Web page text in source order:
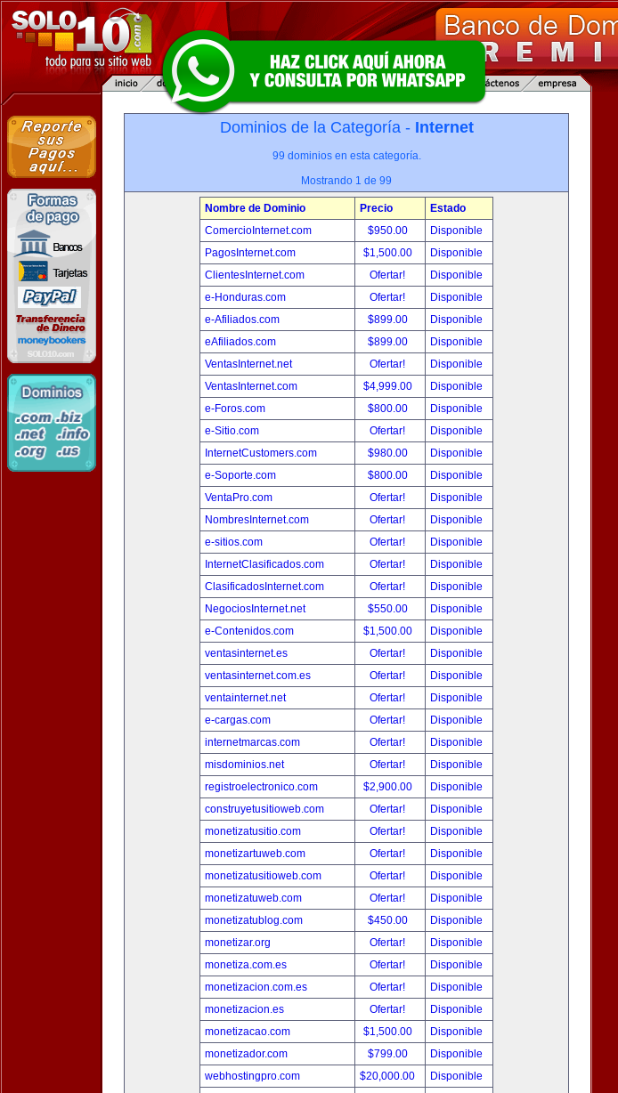
Dominios de la Categoría - Internet
99 dominios en esta categoría.
Mostrando 1 de 99
Nombre de Dominio Precio
Estado
ComercioInternet.com
$950.00
Disponible
PagosInternet.com
$1,500.00
Disponible
ClientesInternet.com
Ofertar!
Disponible
e-Honduras.com
Ofertar!
Disponible
e-Afiliados.com
$899.00
Disponible
eAfiliados.com
$899.00
Disponible
VentasInternet.net
Ofertar!
Disponible
VentasInternet.com
$4,999.00
Disponible
e-Foros.com
$800.00
Disponible
e-Sitio.com
Ofertar!
Disponible
InternetCustomers.com
$980.00
Disponible
e-Soporte.com
$800.00
Disponible
VentaPro.com
Ofertar!
Disponible
NombresInternet.com
Ofertar!
Disponible
e-sitios.com
Ofertar!
Disponible
InternetClasificados.com
Ofertar!
Disponible
ClasificadosInternet.com
Ofertar!
Disponible
NegociosInternet.net
$550.00
Disponible
e-Contenidos.com
$1,500.00
Disponible
ventasinternet.es
Ofertar!
Disponible
ventasinternet.com.es
Ofertar!
Disponible
ventainternet.net
Ofertar!
Disponible
e-cargas.com
Ofertar!
Disponible
internetmarcas.com
Ofertar!
Disponible
misdominios.net
Ofertar!
Disponible
registroelectronico.com
$2,900.00
Disponible
construyetusitioweb.com
Ofertar!
Disponible
monetizatusitio.com
Ofertar!
Disponible
monetizartuweb.com
Ofertar!
Disponible
monetizatusitioweb.com
Ofertar!
Disponible
monetizatuweb.com
Ofertar!
Disponible
monetizatublog.com
$450.00
Disponible
monetizar.org
Ofertar!
Disponible
monetiza.com.es
Ofertar!
Disponible
monetizacion.com.es
Ofertar!
Disponible
monetizacion.es
Ofertar!
Disponible
monetizacao.com
$1,500.00
Disponible
monetizador.com
$799.00
Disponible
webhostingpro.com
$20,000.00
Disponible